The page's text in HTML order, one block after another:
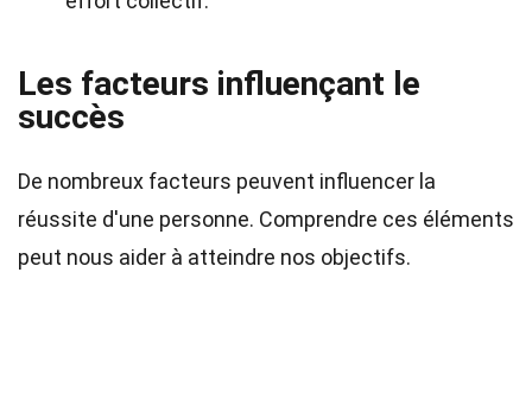
Les facteurs influençant le
succès
De nombreux facteurs peuvent influencer la
réussite d'une personne. Comprendre ces éléments
peut nous aider à atteindre nos objectifs.